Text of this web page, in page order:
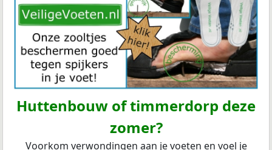
Huttenbouw of timmerdorp deze
zomer?
Voorkom verwondingen aan je voeten en voel je